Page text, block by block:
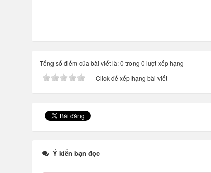
Tổng số điểm của bài viết là: 0 trong 0 lượt xếp hạng
Click để xếp hạng bài viết
Ý kiến bạn đọc